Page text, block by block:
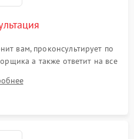
вам, проконсультирует по
а также ответит на все